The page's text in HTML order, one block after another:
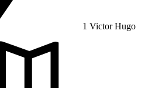
1 Victor Hugo